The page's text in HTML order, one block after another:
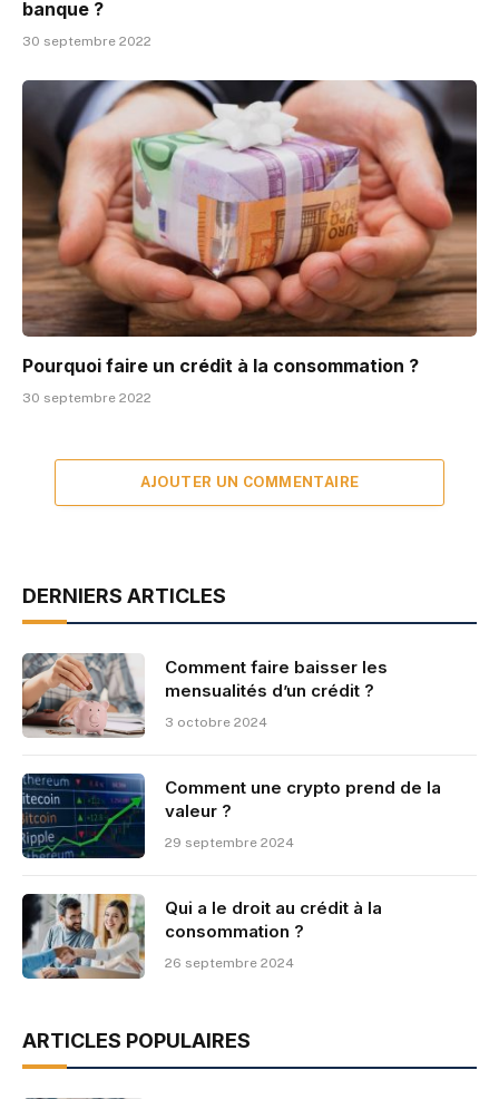
banque ?
30 septembre 2022
Pourquoi faire un crédit à la consommation ?
30 septembre 2022
AJOUTER UN COMMENTAIRE
DERNIERS ARTICLES
Comment faire baisser les
mensualités d’un crédit ?
3 octobre 2024
Comment une crypto prend de la
valeur ?
29 septembre 2024
Qui a le droit au crédit à la
consommation ?
26 septembre 2024
ARTICLES POPULAIRES